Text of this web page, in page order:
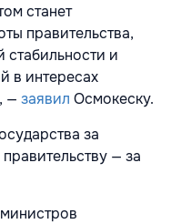
станет
правительства,
стабильности и
в интересах
— заявил Осмокеску.
за
— за